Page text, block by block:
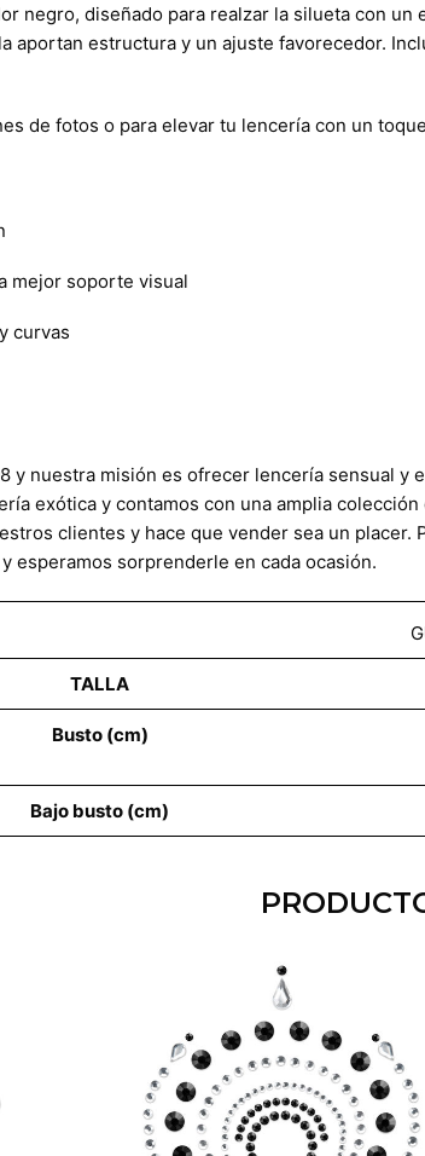
negro, diseñado para realzar la silueta con
aportan estructura y un ajuste favorecedor.
de fotos o para elevar tu lencería con un
mejor soporte visual
curvas
y nuestra misión es ofrecer lencería sensual y
exótica y contamos con una amplia
clientes y hace que vender sea un
esperamos sorprenderle en cada ocasión.
TALLA
Busto (cm)
Bajo busto (cm)